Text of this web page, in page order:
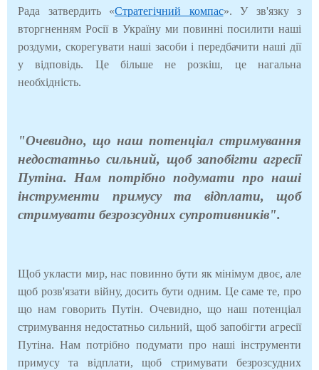
Рада затвердить «Стратегічний компас». У зв'язку з
вторгненням Росії в Україну ми повинні посилити наші
роздуми, скорегувати наші засоби і передбачити наші дії
у відповідь. Це більше не розкіш, це нагальна
необхідність.
"Очевидно, що наш потенціал стримування
недостатньо сильний, щоб запобігти агресії
Путіна. Нам потрібно подумати про наші
інструменти примусу та відплати, щоб
стримувати безрозсудних супротивників".
Щоб укласти мир, нас повинно бути як мінімум двоє, але
щоб розв'язати війну, досить бути одним. Це саме те, про
що нам говорить Путін. Очевидно, що наш потенціал
стримування недостатньо сильний, щоб запобігти агресії
Путіна. Нам потрібно подумати про наші інструменти
примусу та відплати, щоб стримувати безрозсудних